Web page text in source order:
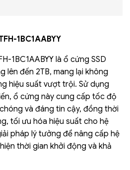
1BC1AABYY
1BC1AABYY là ổ cứng SSD
lên đến 2TB, mang lại không
hiệu suất vượt trội. Sử dụng
ổ cứng này cung cấp tốc độ
và đáng tin cậy, đồng thời
tối ưu hóa hiệu suất cho hệ
pháp lý tưởng để nâng cấp hệ
thời gian khởi động và khả